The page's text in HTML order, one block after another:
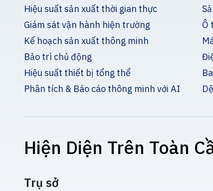
Hiệu suất sản xuất thời gian thực
Giám sát vận hành hiện trường
Kế hoạch sản xuất thông minh
Bảo trì chủ động
Hiệu suất thiết bị tổng thể
Phân tích & Báo cáo thông minh với AI
Ô
Hiện Diện Trên Toàn
Trụ sở